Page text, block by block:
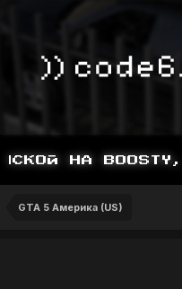
НА BOOSTY,
GTA 5 Америка (US)